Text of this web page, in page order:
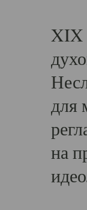
XIX
для
на